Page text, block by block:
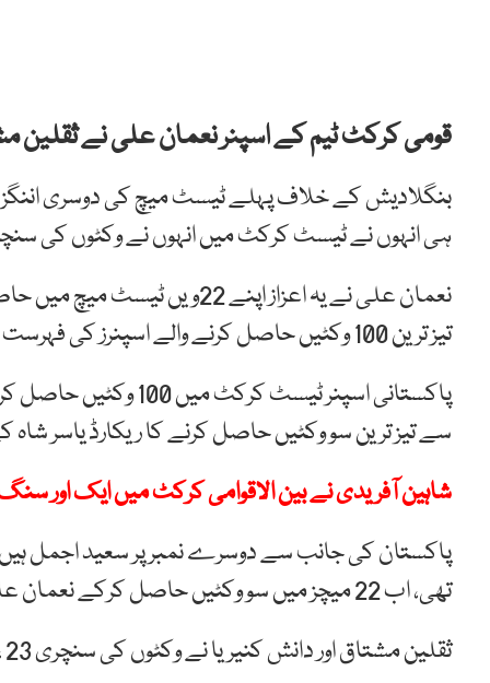
قومی کرکٹ ٹیم کے اسپنر نعمان علی نے ثقلین
بنگلادیش کے خلاف پہلے ٹیسٹ میچ کی دوسری
ہی انہوں نے ٹیسٹ کرکٹ میں انہوں نے وکٹوں کی
نعمان علی نے یہ اعزاز اپنے
تیز ترین 100 وکٹیں حاصل کرنے والے اسپنرز کی فہرست میں تیسری پوزیشن حاصل کر لی ہے۔
پاکستانی اسپنر ٹیسٹ
سے تیز ترین سو وکٹیں حاصل کرنے کا ریکارڈ یاسر شاہ کے پاس ہے انہوں نے 17
شاہین آفریدی نے بین الاقوامی کرکٹ میں ایک اور
تھی، اب 22 میچز میں سو وکٹیں حاصل کرکے نعمان علی تیسرے نمبر پر آ گئے ہیں۔
ثقلین مشتاق اور دانش کنیریا نے وکٹوں کی سنچری 23 ، 23 میچز کھیل کر مکمل کی۔